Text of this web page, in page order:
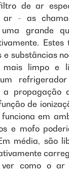
de ar
ar - as
grande
substâncias
limpo e
um
a propagação
de
em
e mofo
média, são
ver como o